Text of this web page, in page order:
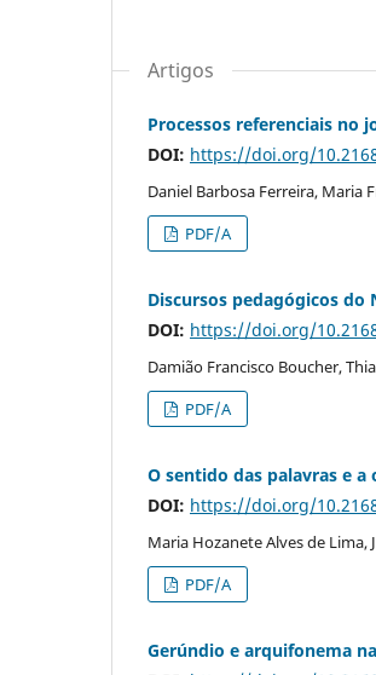
Artigos
Processos referenciais no
DOI: https://doi.org/
Daniel Barbosa Ferreira, Maria
PDF/A
Discursos pedagógicos
DOI: https://doi.org/
Damião Francisco Boucher,
PDF/A
O sentido das palavras e
DOI: https://doi.org/
Maria Hozanete Alves de
PDF/A
Gerúndio e arquifonema